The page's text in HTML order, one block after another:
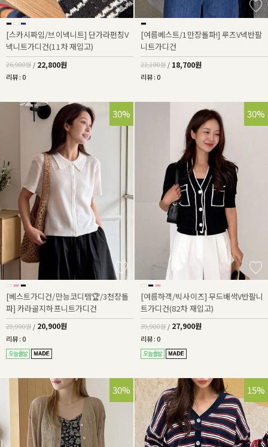
[스카시짜임/브이넥니트] 단가라펀칭V
넥니트가디건(11차 재입고)
26,900원 / 22,800원
리뷰 : 0
[여름베스트/1만장돌파!] 루즈V넥반팔
니트가디건
22,100원 / 18,700원
리뷰 : 0
30%
[베스트가디건/만능코디템🏆/3천장돌
파] 카라골지하프니트가디건
29,900원 / 20,900원
리뷰 : 0
30%
[여름하객/빅사이즈] 무드배색V반팔니
트가디건(82차 재입고)
39,900원 / 27,900원
리뷰 : 0
30% 15%